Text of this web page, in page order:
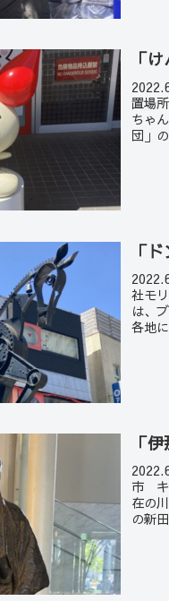
「
置場
ちゃ
団」
「
社モ
は、
各地
「
市 キ
在の
の新